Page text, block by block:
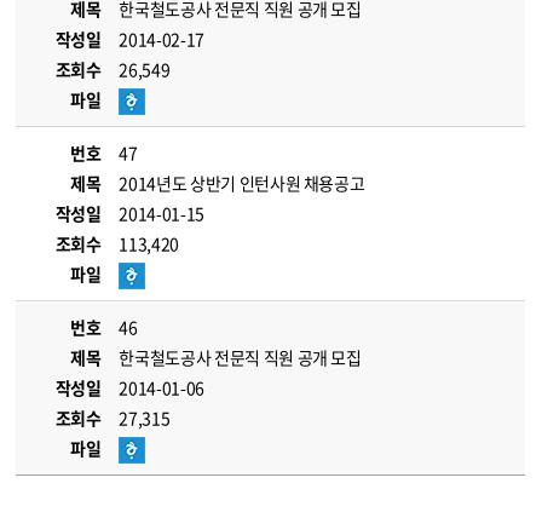
제목
한국철도공사 전문직 직원 공개 모집
작성일
2014-02-17
조회수
26,549
파일
번호
47
제목
2014년도 상반기 인턴사원 채용공고
작성일
2014-01-15
조회수
113,420
파일
번호
46
제목
한국철도공사 전문직 직원 공개 모집
작성일
2014-01-06
조회수
27,315
파일